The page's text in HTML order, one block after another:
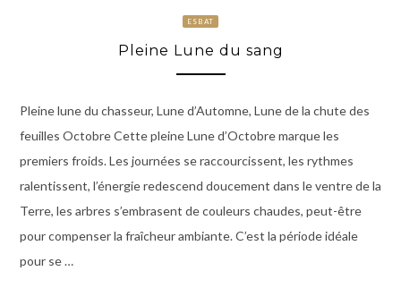
ESBAT
Pleine Lune du sang
Pleine lune du chasseur, Lune d’Automne, Lune de la chute des
feuilles Octobre Cette pleine Lune d’Octobre marque les
premiers froids. Les journées se raccourcissent, les rythmes
ralentissent, l’énergie redescend doucement dans le ventre de la
Terre, les arbres s’embrasent de couleurs chaudes, peut-être
pour compenser la fraîcheur ambiante. C’est la période idéale
pour se …